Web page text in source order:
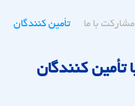
مشارکت با ما تأمین کنندگان
کنندگان